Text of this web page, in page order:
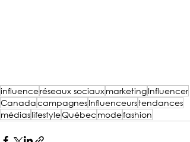
influenceréseaux sociauxmarketingInfluencer
CanadacampagnesInfluenceurstendances
médiaslifestyleQuébec modefashion